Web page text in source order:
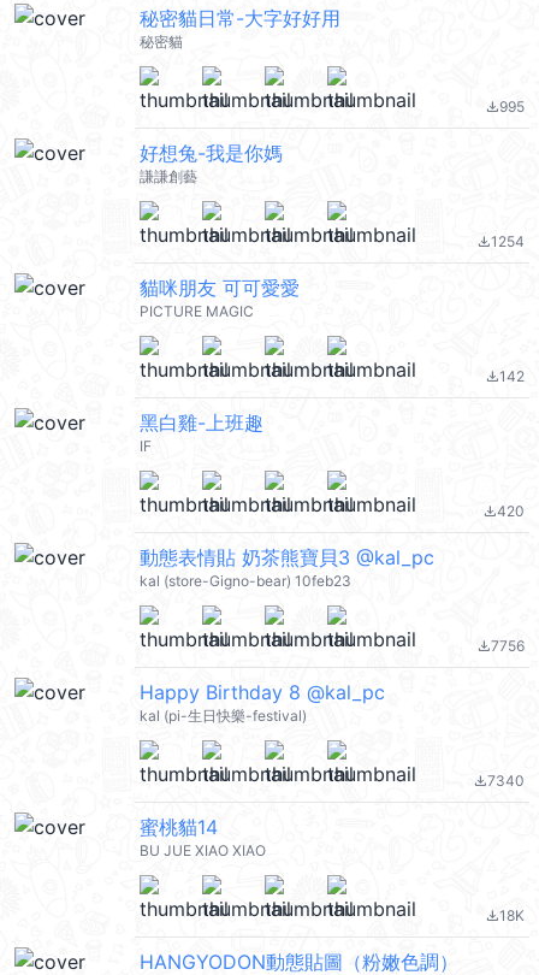
秘密貓日常-大字好好用
秘密貓
file_download995
好想兔-我是你媽
謙謙創藝
file_download1254
貓咪朋友 可可愛愛
PICTURE MAGIC
file_download142
黑白雞-上班趣
IF
file_download420
動態表情貼 奶茶熊寶貝3 @kal_pc
kal (store-Gigno-bear) 10feb23
file_download7756
Happy Birthday 8 @kal_pc
kal (pi-生日快樂-festival)
file_download7340
蜜桃貓14
BU JUE XIAO XIAO
file_download18K
HANGYODON動態貼圖（粉嫩色調）